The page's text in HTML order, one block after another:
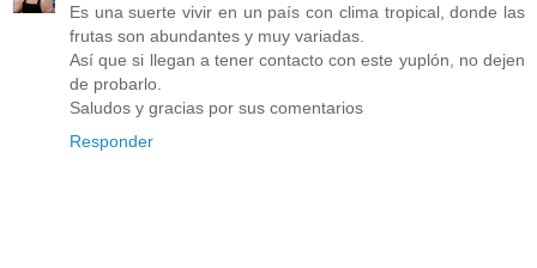
Es una suerte vivir en un país con clima tropical, donde las
frutas son abundantes y muy variadas.
Así que si llegan a tener contacto con este yuplón, no dejen
de probarlo.
Saludos y gracias por sus comentarios
Responder